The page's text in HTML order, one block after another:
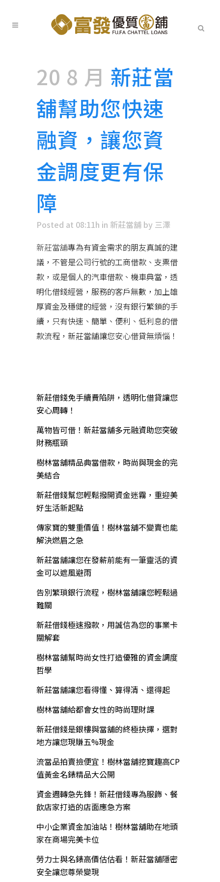
20 8 月 新莊當
舖幫助您快速
融資，讓您資
金調度更有保
障
Posted at 08:11h in 新莊當舖 by 三澤
新莊當舖專為有資金需求的朋友真誠的建
議，不管是公司行號的工商借款、支票借
款，或是個人的汽車借款、機車典當，透
明化借錢經營，服務的客戶無數，加上雄
厚資金及穩健的經營，沒有銀行繁鎖的手
續，只有快速、簡單、便利、低利息的借
款流程，新莊當舖讓您安心借貸無煩惱！
新莊借錢免手續費陷阱，透明化借貸讓您
安心周轉！
萬物皆可借！新莊當舖多元融資助您突破
財務瓶頸
樹林當舖精品典當借款，時尚與現金的完
美結合
新莊借錢幫您輕鬆撥開資金迷霧，重迎美
好生活新起點
傳家寶的雙重價值！樹林當舖不變賣也能
解決燃眉之急
新莊當舖讓您在發薪前能有一筆靈活的資
金可以遮風避雨
告別繁瑣銀行流程，樹林當舖讓您輕鬆過
難關
新莊借錢極速撥款，用誠信為您的事業卡
關解套
樹林當舖幫時尚女性打造優雅的資金調度
哲學
新莊當舖讓您看得懂、算得清、還得起
樹林當舖給都會女性的時尚理財課
新莊借錢是銀樓與當舖的終極抉擇，選對
地方讓您現賺五%現金
流當品拍賣撿便宜！樹林當舖挖寶趣高CP
值黃金名錶精品大公開
資金週轉急先鋒！新莊借錢專為服飾、餐
飲店家打造的店面應急方案
中小企業資金加油站！樹林當舖助在地頭
家在商場完美卡位
勞力士與名錶高價估估看！新莊當舖隱密
安全讓您尊榮變現